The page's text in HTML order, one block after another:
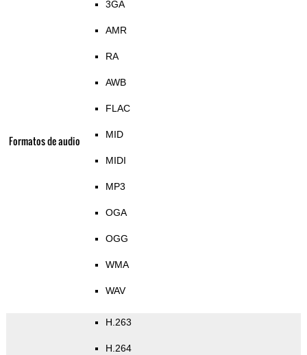
Formatos de audio
3GA
AMR
RA
AWB
FLAC
MID
MIDI
MP3
OGA
OGG
WMA
WAV
H.263
H.264